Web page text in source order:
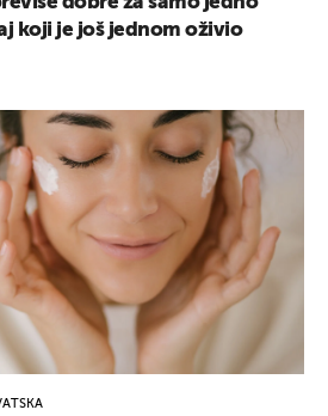
koji je još jednom oživio